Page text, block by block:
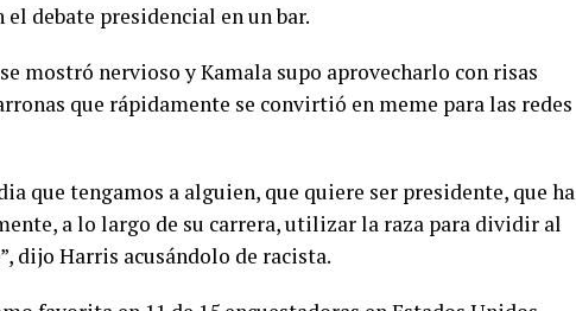
debate presidencial en un bar.
mostró nervioso y Kamala supo aprovecharlo con risas
que rápidamente se convirtió en meme para las redes
que tengamos a alguien, que quiere ser presidente, que ha
a lo largo de su carrera, utilizar la raza para dividir al
dijo Harris acusándolo de racista.